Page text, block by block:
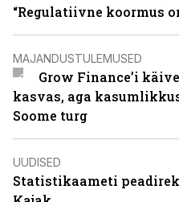
“Regulatiivne koormus
MAJANDUSTULEMUSED
Grow Finance’i
kasvas, aga
Soome turg
UUDISED
Statistikaameti